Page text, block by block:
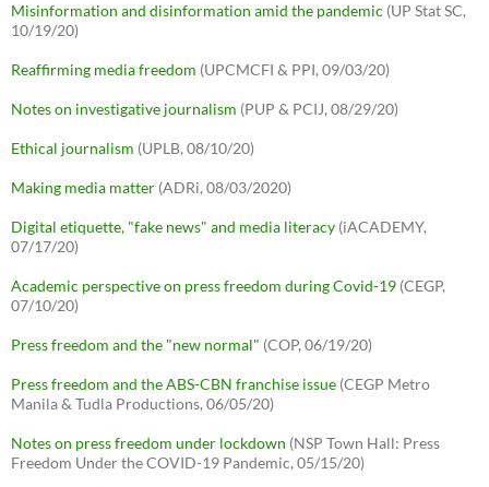
Misinformation and disinformation amid the pandemic (UP Stat SC,
10/19/20)
Reaffirming media freedom (UPCMCFI & PPI, 09/03/20)
Notes on investigative journalism (PUP & PCIJ, 08/29/20)
Ethical journalism (UPLB, 08/10/20)
Making media matter (ADRi, 08/03/2020)
Digital etiquette, "fake news" and media literacy (iACADEMY,
07/17/20)
Academic perspective on press freedom during Covid-19 (CEGP,
07/10/20)
Press freedom and the "new normal" (COP, 06/19/20)
Press freedom and the ABS-CBN franchise issue (CEGP Metro
Manila & Tudla Productions, 06/05/20)
Notes on press freedom under lockdown (NSP Town Hall: Press
Freedom Under the COVID-19 Pandemic, 05/15/20)